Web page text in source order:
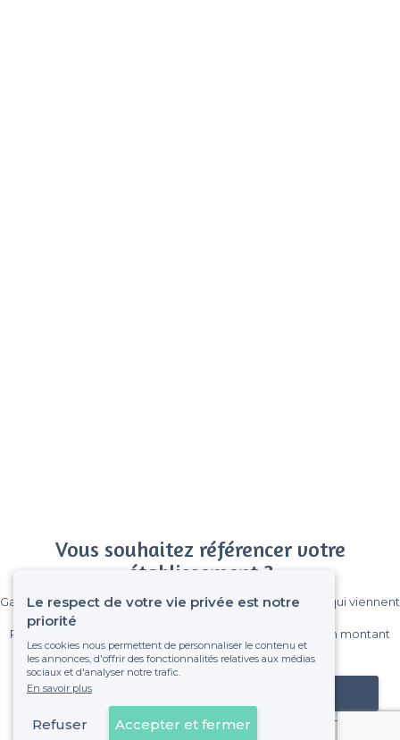
Vous souhaitez référencer votre
établissement ?
Gagnez de nombreux clients parmi le million de visiteurs qui viennent
Pas de commissions et sans engagement, vous payez un montant
fixe sans risque de voir déraper la facture.
Référencer mon établissement
Le respect de votre vie privée est notre
priorité
Les cookies nous permettent de personnaliser le contenu et
les annonces, d'offrir des fonctionnalités relatives aux médias
sociaux et d'analyser notre trafic.
En savoir plus
Refuser Accepter et fermer